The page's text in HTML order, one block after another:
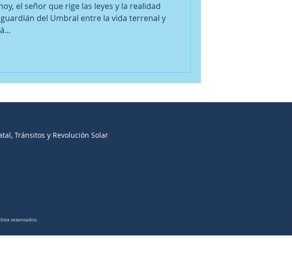
el señor que rige las leyes y la realidad
del Umbral entre la vida terrenal y
Tránsitos y Revolución Solar
reservados.